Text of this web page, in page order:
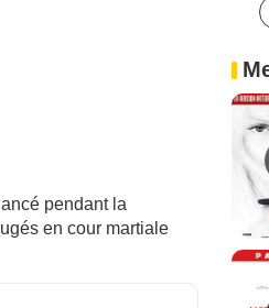
pendant la
en cour martiale